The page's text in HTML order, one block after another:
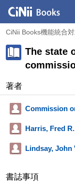
CiNii Books機能統合
The state
著者
Commission
Harris, Fred R.
Lindsay, John
書誌事項